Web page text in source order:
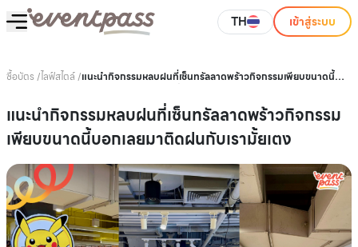
TH เข้าสู่ระบบ
ซื้อบัตร /ไลฟ์สไตล์/แนะนำกิจกรรมหลบฝนที่เซ็นทรัลลาดพร้าวกิจกรรมเพียบขนาดนี้
แนะนำกิจกรรมหลบฝนที่เซ็นทรัลลาดพร้าวกิจกรรม
เพียบขนาดนี้บอกเลยมาติดฝนกับเรามั้ยเตง